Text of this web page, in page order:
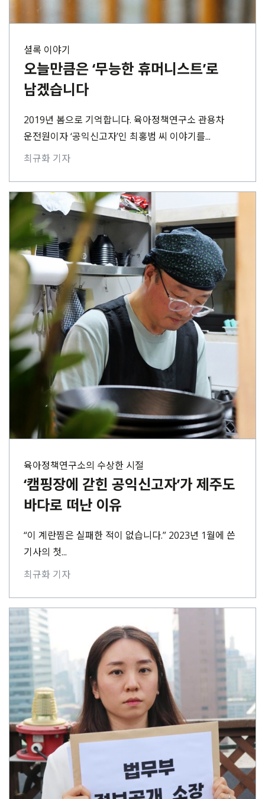
셜록 이야기
오늘만큼은 ‘무능한 휴머니스트’로
남겠습니다
2019년 봄으로 기억합니다. 육아정책연구소 관용차
운전원이자 ‘공익신고자’인 최홍범 씨 이야기를...
최규화 기자
육아정책연구소의 수상한 시절
‘캠핑장에 갇힌 공익신고자’가 제주도
바다로 떠난 이유
“이 계란찜은 실패한 적이 없습니다.” 2023년 1월에 쓴
기사의 첫...
최규화 기자